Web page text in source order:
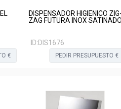
€
DISPENSADOR HIGIENICO ZIG-
ZAG FUTURA INOX SATINADO
ID:DIS1676
PEDIR PRESUPUESTO €